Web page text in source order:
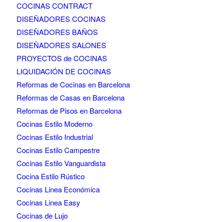
COCINAS CONTRACT
DISEÑADORES COCINAS
DISEÑADORES BAÑOS
DISEÑADORES SALONES
PROYECTOS de COCINAS
LIQUIDACIÓN DE COCINAS
Reformas de Cocinas en Barcelona
Reformas de Casas en Barcelona
Reformas de Pisos en Barcelona
Cocinas Estilo Moderno
Cocinas Estilo Industrial
Cocinas Estilo Campestre
Cocinas Estilo Vanguardista
Cocina Estilo Rústico
Cocinas Linea Económica
Cocinas Linea Easy
Cocinas de Lujo